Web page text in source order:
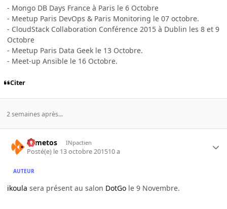
- Mongo DB Days France à Paris le 6 Octobre
- Meetup Paris DevOps & Paris Monitoring le 07 octobre.
- CloudStack Collaboration Conférence 2015 à Dublin les 8 et 9
Octobre
- Meetup Paris Data Geek le 13 Octobre.
- Meet-up Ansible le 16 Octobre.
Citer
2 semaines après...
Armetos INpactien
Posté(e) le 13 octobre 201510 a
AUTEUR
ikoula sera présent au salon DotGo le 9 Novembre.